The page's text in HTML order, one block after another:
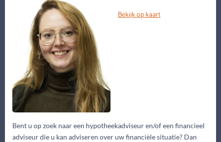
Bekijk op kaart
Bent u op zoek naar een hypotheekadviseur en/of een financieel
adviseur die u kan adviseren over uw financiële situatie? Dan